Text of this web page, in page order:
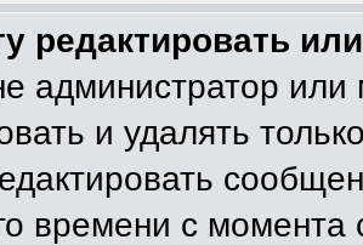
редактировать
администратор
и удалять
времени с момента